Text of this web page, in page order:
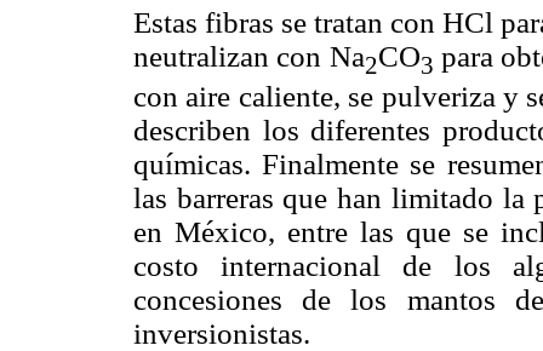
Estas fibras se tratan con HCl
neutralizan con Na2CO3 para
con aire caliente, se pulveriza y
describen los diferentes
químicas. Finalmente se
las barreras que han limitado
en México, entre las que se
costo internacional de los
concesiones de los mantos
inversionistas.